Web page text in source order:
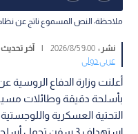
ملاحظة: النص المسموع ناتج عن
نشر :9:00 2026/8/5
| آخر
عربي دولي
أعلنت وزارة الدفاع الروسية
بأسلحة دقيقة وطائلات
التحتية العسكرية
استهداف 3 سفن تحمل أسلحة جنوب مدينة أوديسا.